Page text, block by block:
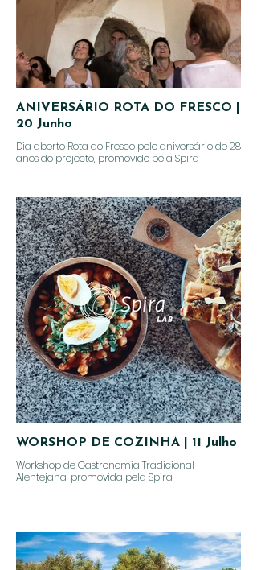
ANIVERSÁRIO ROTA DO FRESCO |
20 Junho
Dia aberto Rota do Fresco pelo aniversário de 28
anos do projecto, promovido pela Spira
WORSHOP DE COZINHA | 11 Julho
Workshop de Gastronomia Tradicional
Alentejana, promovida pela Spira